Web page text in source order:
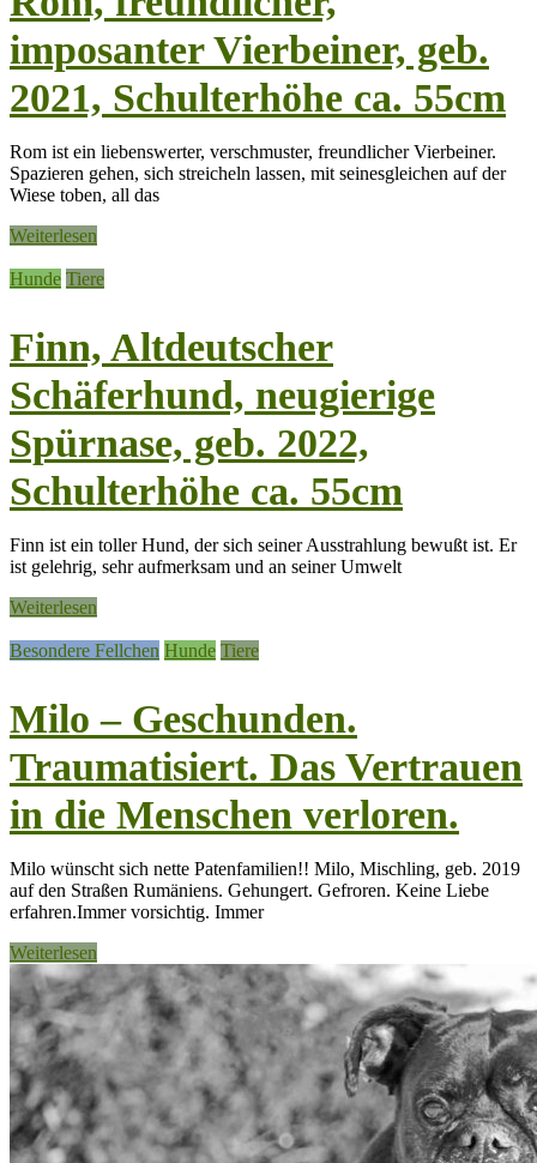
imposanter Vierbeiner, geb.
2021, Schulterhöhe ca. 55cm
Rom ist ein liebenswerter, verschmuster, freundlicher Vierbeiner.
Spazieren gehen, sich streicheln lassen, mit seinesgleichen auf der
Wiese toben, all das
Weiterlesen
Hunde Tiere
Finn, Altdeutscher
Schäferhund, neugierige
Spürnase, geb. 2022,
Schulterhöhe ca. 55cm
Finn ist ein toller Hund, der sich seiner Ausstrahlung bewußt ist. Er
ist gelehrig, sehr aufmerksam und an seiner Umwelt
Weiterlesen
Besondere Fellchen Hunde Tiere
Milo – Geschunden.
Traumatisiert. Das Vertrauen
in die Menschen verloren.
Milo wünscht sich nette Patenfamilien!! Milo, Mischling, geb. 2019
auf den Straßen Rumäniens. Gehungert. Gefroren. Keine Liebe
erfahren.Immer vorsichtig. Immer
Weiterlesen